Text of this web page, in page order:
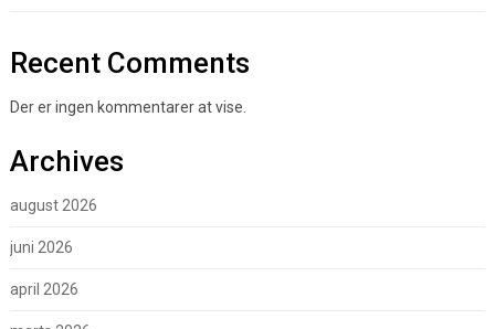
Recent Comments
Der er ingen kommentarer at vise.
Archives
august 2026
juni 2026
april 2026